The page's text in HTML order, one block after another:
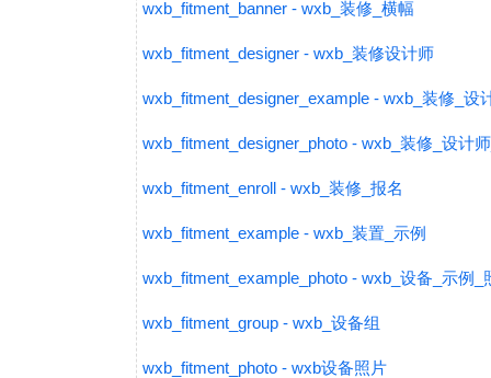
wxb_fitment_banner - wxb_装修_横幅
wxb_fitment_designer - wxb_装修设计师
wxb_fitment_designer_example - wxb_装修_设
wxb_fitment_designer_photo - wxb_装修_设计
wxb_fitment_enroll - wxb_装修_报名
wxb_fitment_example - wxb_装置_示例
wxb_fitment_example_photo - wxb_设备_示例_
wxb_fitment_group - wxb_设备组
wxb_fitment_photo - wxb设备照片